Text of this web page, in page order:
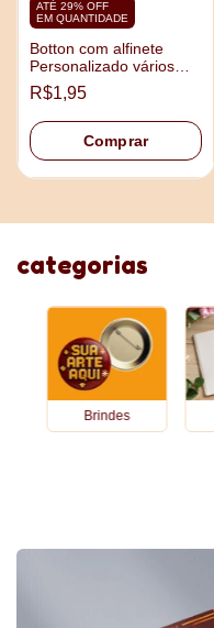
ATÉ 29% OFF
EM QUANTIDADE
Botton com alfinete
Personalizado vários
tamanhos
R$1,95
Comprar
categorias
Brindes